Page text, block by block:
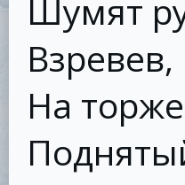
Шумят
Взревев,
На